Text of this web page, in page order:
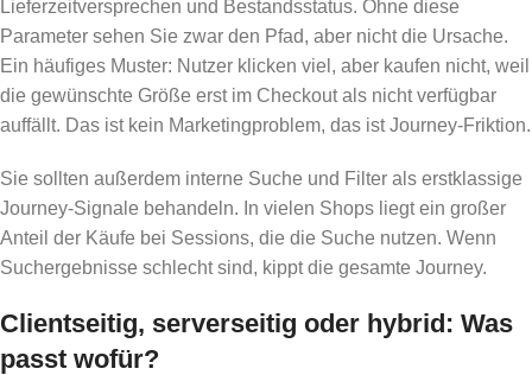
Lieferzeitversprechen und Bestandsstatus. Ohne diese
Parameter sehen Sie zwar den Pfad, aber nicht die Ursache.
Ein häufiges Muster: Nutzer klicken viel, aber kaufen nicht, weil
die gewünschte Größe erst im Checkout als nicht verfügbar
auffällt. Das ist kein Marketingproblem, das ist Journey-Friktion.
Sie sollten außerdem interne Suche und Filter als erstklassige
Journey-Signale behandeln. In vielen Shops liegt ein großer
Anteil der Käufe bei Sessions, die die Suche nutzen. Wenn
Suchergebnisse schlecht sind, kippt die gesamte Journey.
Clientseitig, serverseitig oder hybrid: Was
passt wofür?